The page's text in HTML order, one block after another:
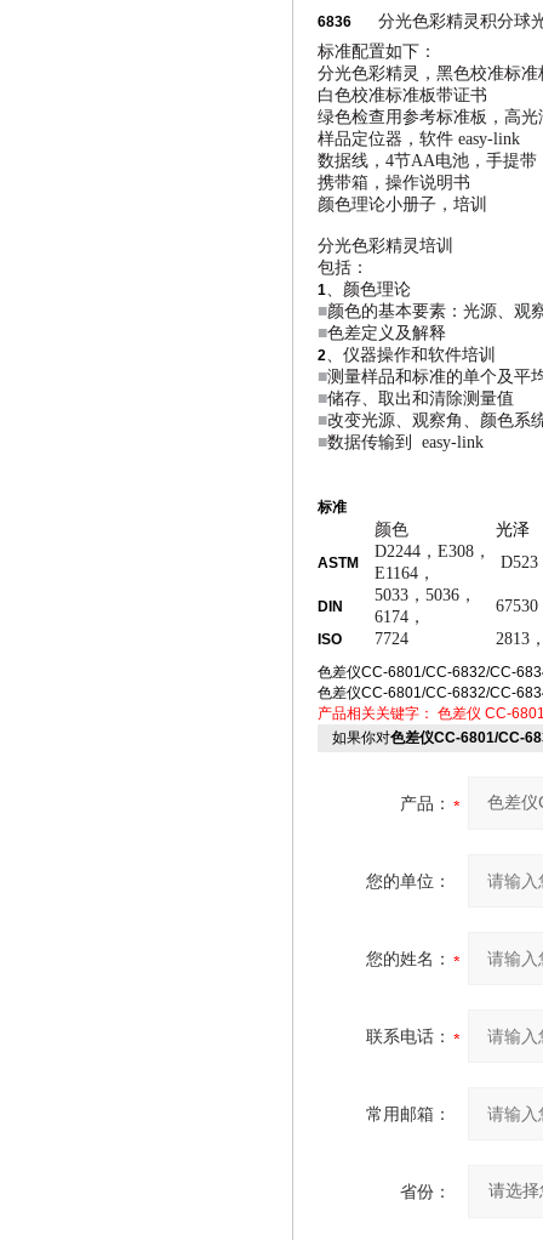
6836
分光色彩精灵积分球
标准配置如下：
分光色彩精灵，黑色校准标准
白色校准标准板带证书
绿色检查用参考标准板，高光
样品定位器，软件 easy-link
数据线，4节AA电池，手提带
携带箱，操作说明书
颜色理论小册子，培训
分光色彩精灵培训
包括：
1、颜色理论
■颜色的基本要素：光源、观
■色差定义及解释
2、仪器操作和软件培训
■测量样品和标准的单个及平
■储存、取出和清除测量值
■改变光源、观察角、颜色系
■数据传输到 easy-link
标准
颜色 光泽
ASTM
D2244，E308，
E1164，
D523
DIN
5033，5036，
6174，
67530
ISO 7724 2813
色差仪CC-6801/CC-6832/CC-
色差仪CC-6801/CC-6832/CC-
产品相关关键字： 色差仪 CC-
如果你对色差仪CC-6801/CC-
产品：
您的单位：
您的姓名：
联系电话：
常用邮箱：
省份：